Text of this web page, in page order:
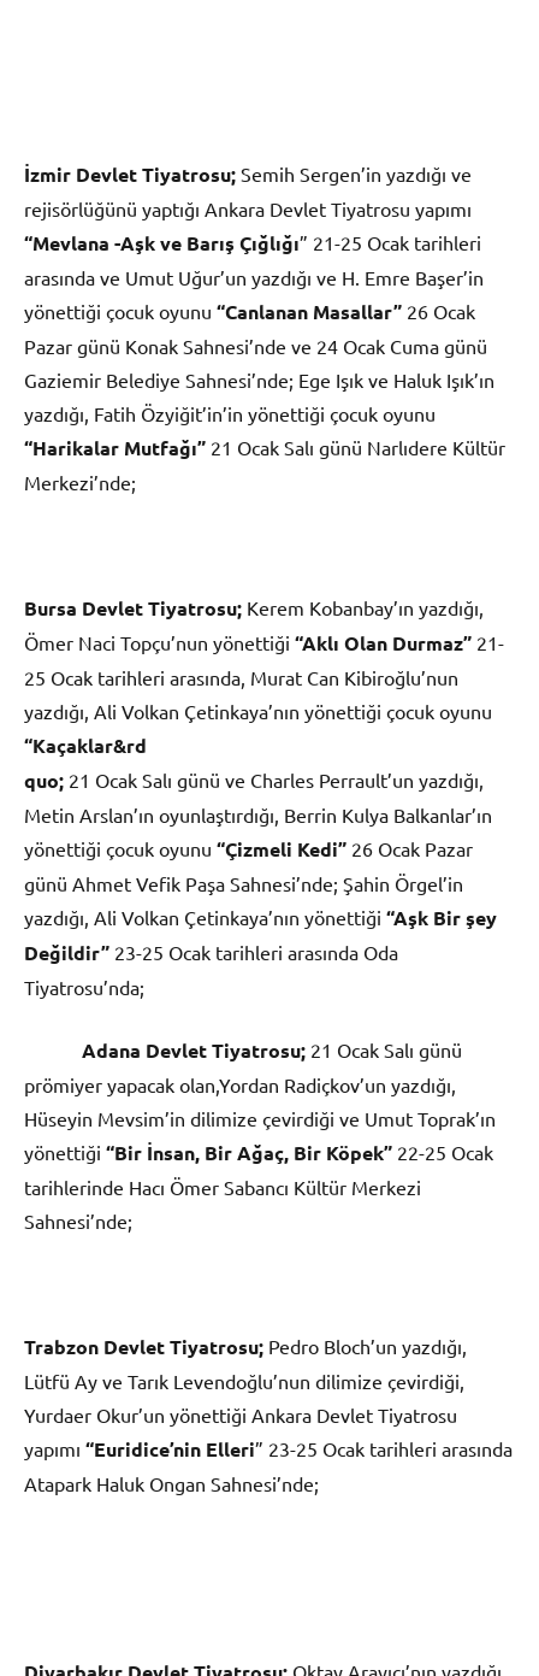
İzmir Devlet Tiyatrosu; Semih Sergen’in yazdığı ve
rejisörlüğünü yaptığı Ankara Devlet Tiyatrosu yapımı
“Mevlana -Aşk ve Barış Çığlığı” 21-25 Ocak tarihleri
arasında ve Umut Uğur’un yazdığı ve H. Emre Başer’in
yönettiği çocuk oyunu “Canlanan Masallar” 26 Ocak
Pazar günü Konak Sahnesi’nde ve 24 Ocak Cuma günü
Gaziemir Belediye Sahnesi’nde; Ege Işık ve Haluk Işık’ın
yazdığı, Fatih Özyiğit’in’in yönettiği çocuk oyunu
“Harikalar Mutfağı” 21 Ocak Salı günü Narlıdere Kültür
Merkezi’nde;
Bursa Devlet Tiyatrosu; Kerem Kobanbay’ın yazdığı,
Ömer Naci Topçu’nun yönettiği “Aklı Olan Durmaz” 21-
25 Ocak tarihleri arasında, Murat Can Kibiroğlu’nun
yazdığı, Ali Volkan Çetinkaya’nın yönettiği çocuk oyunu
“Kaçaklar&rd
quo; 21 Ocak Salı günü ve Charles Perrault’un yazdığı,
Metin Arslan’ın oyunlaştırdığı, Berrin Kulya Balkanlar’ın
yönettiği çocuk oyunu “Çizmeli Kedi” 26 Ocak Pazar
günü Ahmet Vefik Paşa Sahnesi’nde; Şahin Örgel’in
yazdığı, Ali Volkan Çetinkaya’nın yönettiği “Aşk Bir şey
Değildir” 23-25 Ocak tarihleri arasında Oda
Tiyatrosu’nda;
Adana Devlet Tiyatrosu; 21 Ocak Salı günü
prömiyer yapacak olan,Yordan Radiçkov’un yazdığı,
Hüseyin Mevsim’in dilimize çevirdiği ve Umut Toprak’ın
yönettiği “Bir İnsan, Bir Ağaç, Bir Köpek” 22-25 Ocak
tarihlerinde Hacı Ömer Sabancı Kültür Merkezi
Sahnesi’nde;
Trabzon Devlet Tiyatrosu; Pedro Bloch’un yazdığı,
Lütfü Ay ve Tarık Levendoğlu’nun dilimize çevirdiği,
Yurdaer Okur’un yönettiği Ankara Devlet Tiyatrosu
yapımı “Euridice’nin Elleri” 23-25 Ocak tarihleri arasında
Atapark Haluk Ongan Sahnesi’nde;
Oktay Arayıcı’nın yazdığı,